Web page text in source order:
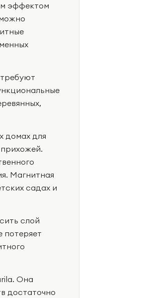
эффектом
домах для
Магнитная
садах и
слой
потеряет
Она
достаточно